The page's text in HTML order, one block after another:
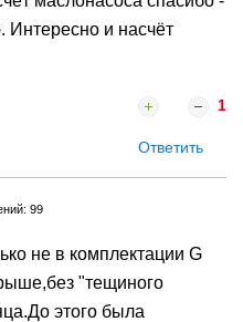
и насчёт
1
Ответить
99
не в комплектации G
"тещиного
этого была